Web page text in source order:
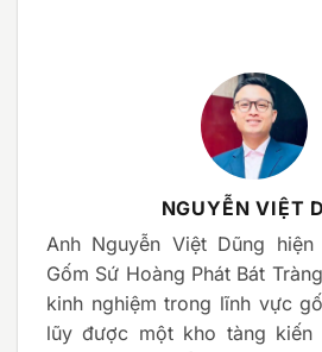
NGUYỄN VIỆT
Anh Nguyễn Việt Dũng
Gốm Sứ Hoàng Phát Bát
kinh nghiệm trong lĩnh vực
lũy được một kho tàng kiến